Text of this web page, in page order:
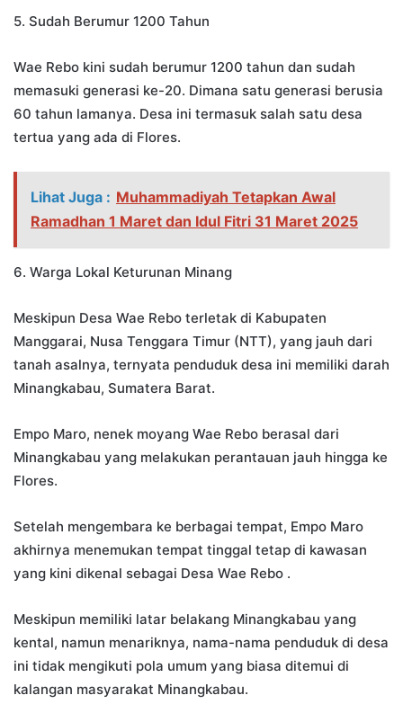
5. Sudah Berumur 1200 Tahun
Wae Rebo kini sudah berumur 1200 tahun dan sudah
memasuki generasi ke-20. Dimana satu generasi berusia
60 tahun lamanya. Desa ini termasuk salah satu desa
tertua yang ada di Flores.
Lihat Juga : Muhammadiyah Tetapkan Awal
Ramadhan 1 Maret dan Idul Fitri 31 Maret 2025
6. Warga Lokal Keturunan Minang
Meskipun Desa Wae Rebo terletak di Kabupaten
Manggarai, Nusa Tenggara Timur (NTT), yang jauh dari
tanah asalnya, ternyata penduduk desa ini memiliki darah
Minangkabau, Sumatera Barat.
Empo Maro, nenek moyang Wae Rebo berasal dari
Minangkabau yang melakukan perantauan jauh hingga ke
Flores.
Setelah mengembara ke berbagai tempat, Empo Maro
akhirnya menemukan tempat tinggal tetap di kawasan
yang kini dikenal sebagai Desa Wae Rebo .
Meskipun memiliki latar belakang Minangkabau yang
kental, namun menariknya, nama-nama penduduk di desa
ini tidak mengikuti pola umum yang biasa ditemui di
kalangan masyarakat Minangkabau.